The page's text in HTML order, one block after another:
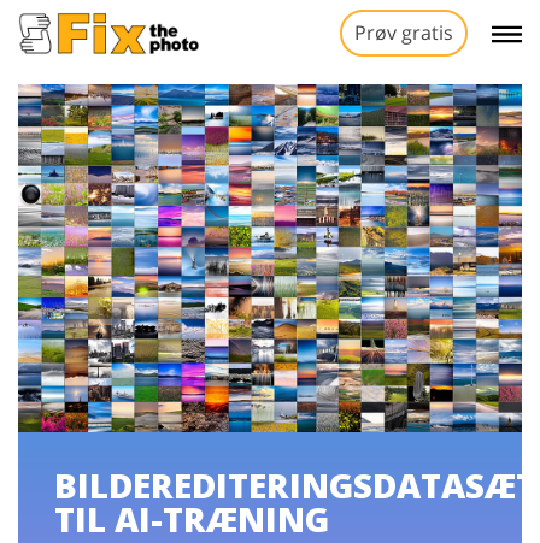
Prøv gratis
BILDEREDITERINGSDATASÆT
TIL AI-TRÆNING